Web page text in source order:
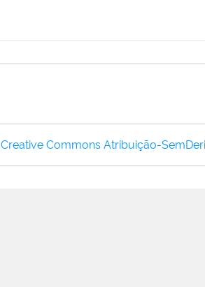
Creative Commons Atribuição-